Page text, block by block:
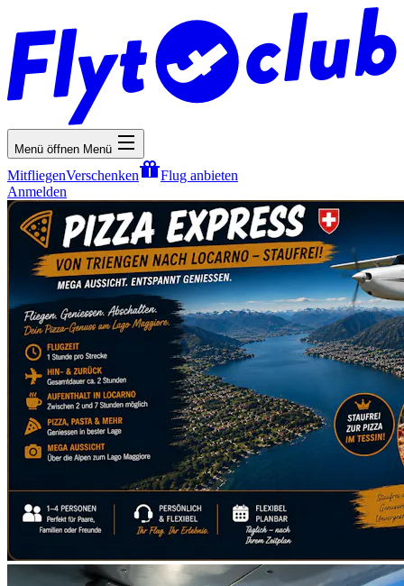
Menü öffnen Menü
MitfliegenVerschenken
Flug anbieten
Anmelden